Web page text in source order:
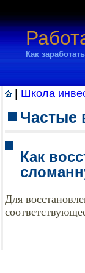
Как
Школа
Частые
Как
Для